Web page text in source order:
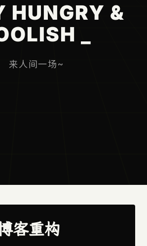
HUNGRY &
来人间一场~
客重构